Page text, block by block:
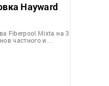
Hayward
Fiberpool Mixta на 3
частного и…